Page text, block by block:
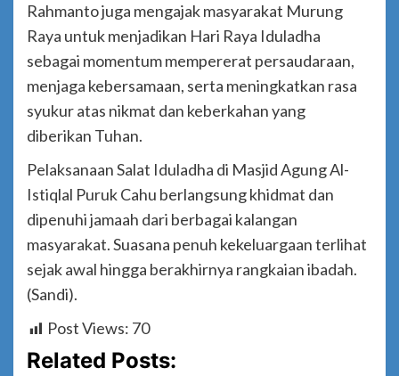
Rahmanto juga mengajak masyarakat Murung
Raya untuk menjadikan Hari Raya Iduladha
sebagai momentum mempererat persaudaraan,
menjaga kebersamaan, serta meningkatkan rasa
syukur atas nikmat dan keberkahan yang
diberikan Tuhan.
Pelaksanaan Salat Iduladha di Masjid Agung Al-
Istiqlal Puruk Cahu berlangsung khidmat dan
dipenuhi jamaah dari berbagai kalangan
masyarakat. Suasana penuh kekeluargaan terlihat
sejak awal hingga berakhirnya rangkaian ibadah.
(Sandi).
Post Views: 70
Related Posts: